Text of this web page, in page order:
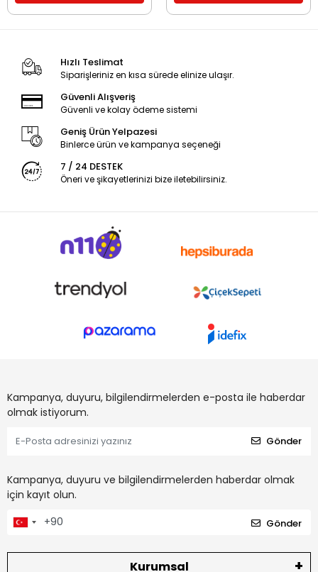
Hızlı Teslimat
Siparişleriniz en kısa sürede elinize ulaşır.
Güvenli Alışveriş
Güvenli ve kolay ödeme sistemi
Geniş Ürün Yelpazesi
Binlerce ürün ve kampanya seçeneği
7 / 24 DESTEK
Öneri ve şikayetlerinizi bize iletebilirsiniz.
Kampanya, duyuru, bilgilendirmelerden e-posta ile haberdar
olmak istiyorum.
Gönder
Kampanya, duyuru ve bilgilendirmelerden haberdar olmak
için kayıt olun.
Gönder
Kurumsal